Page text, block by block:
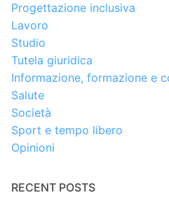
Progettazione inclusiva
Lavoro
Studio
Tutela giuridica
Informazione, formazione e
Salute
Società
Sport e tempo libero
Opinioni
RECENT POSTS